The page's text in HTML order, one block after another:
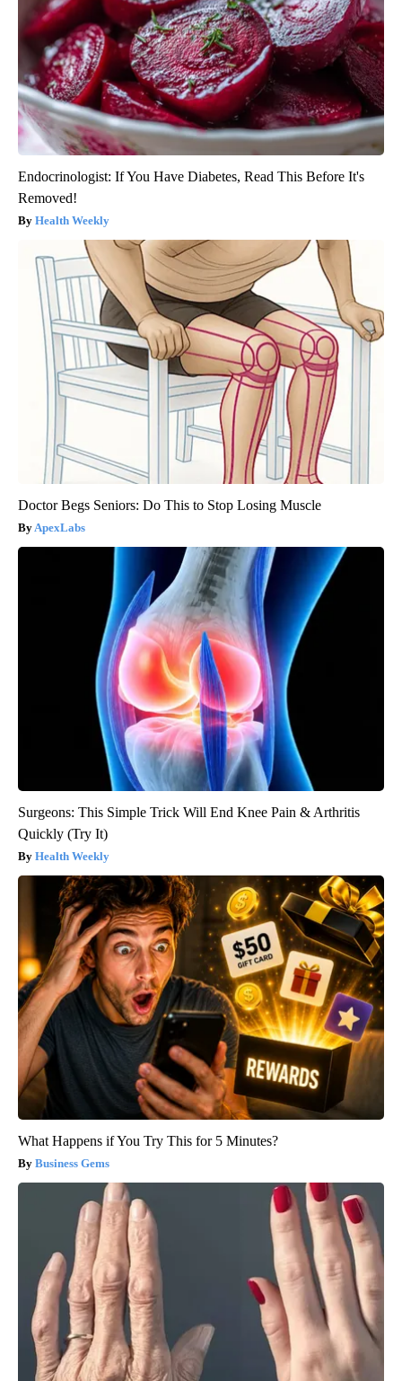
Endocrinologist: If You Have Diabetes, Read This Before It's
Removed!
Health Weekly
Doctor Begs Seniors: Do This to Stop Losing Muscle
ApexLabs
Surgeons: This Simple Trick Will End Knee Pain & Arthritis
Quickly (Try It)
Health Weekly
What Happens if You Try This for 5 Minutes?
Business Gems